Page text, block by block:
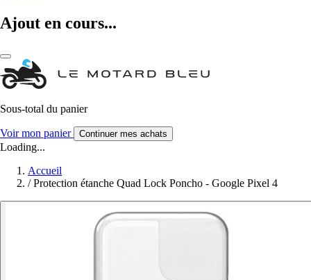
Ajout en cours...
Sous-total du panier
Voir mon panier Continuer mes achats
Loading...
Accueil
/ Protection étanche Quad Lock Poncho - Google Pixel 4